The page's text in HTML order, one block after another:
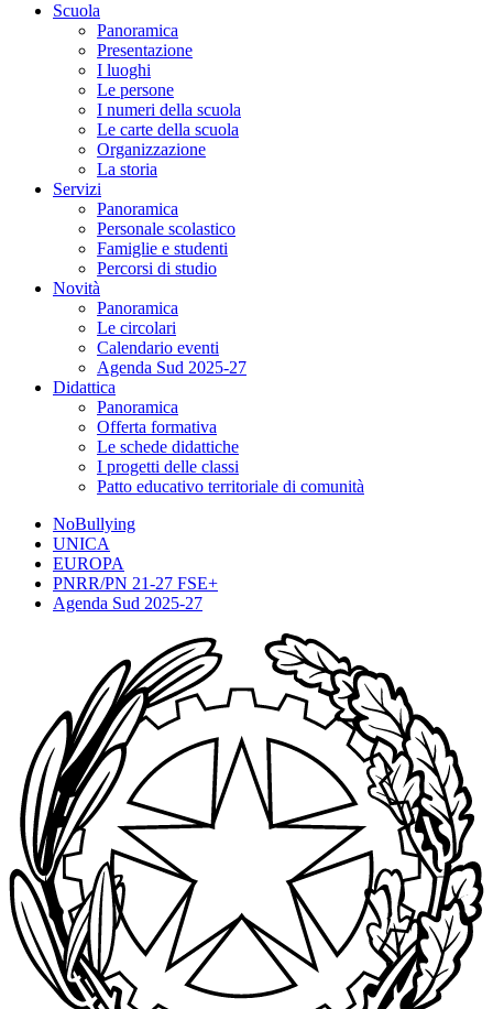
Scuola
Panoramica
Presentazione
I luoghi
Le persone
I numeri della scuola
Le carte della scuola
Organizzazione
La storia
Servizi
Panoramica
Personale scolastico
Famiglie e studenti
Percorsi di studio
Novità
Panoramica
Le circolari
Calendario eventi
Agenda Sud 2025-27
Didattica
Panoramica
Offerta formativa
Le schede didattiche
I progetti delle classi
Patto educativo territoriale di comunità
NoBullying
UNICA
EUROPA
PNRR/PN 21-27 FSE+
Agenda Sud 2025-27